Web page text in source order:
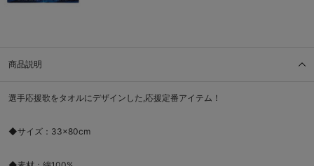
商品説明
選手応援歌をタオルにデザインした,応援定番アイテム！
◆サイズ：33×80cm